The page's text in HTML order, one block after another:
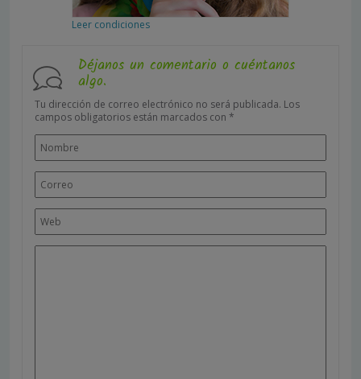
Leer condiciones
Déjanos un comentario o cuéntanos
algo.
Tu dirección de correo electrónico no será publicada. Los
campos obligatorios están marcados con *